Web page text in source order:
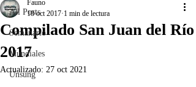
All Posts
Semanario
Mundiales
Unsung
Compilado San Juan del Río
2017
Fauno
18 oct 2017 1 min de lectura
Actualizado: 27 oct 2021